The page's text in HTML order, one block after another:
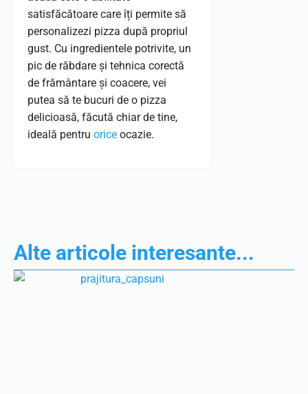
satisfăcătoare care îți permite să
personalizezi pizza după propriul
gust. Cu ingredientele potrivite, un
pic de răbdare și tehnica corectă
de frământare și coacere, vei
putea să te bucuri de o pizza
delicioasă, făcută chiar de tine,
ideală pentru orice ocazie.
Alte articole interesante...